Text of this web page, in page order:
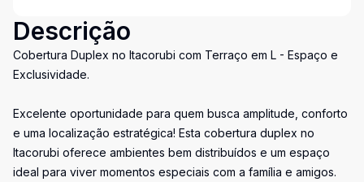
Descrição
Cobertura Duplex no Itacorubi com Terraço em L - Espaço e
Exclusividade.
Excelente oportunidade para quem busca amplitude, conforto
e uma localização estratégica! Esta cobertura duplex no
Itacorubi oferece ambientes bem distribuídos e um espaço
ideal para viver momentos especiais com a família e amigos.